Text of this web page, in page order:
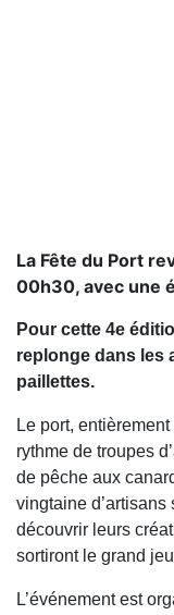
La Fête du Port
00h30, avec une
Pour cette 4e
replonge dans les
paillettes.
Le port,
rythme de troupes
de pêche aux
vingtaine
découvrir leurs
sortiront le grand
L’événement est